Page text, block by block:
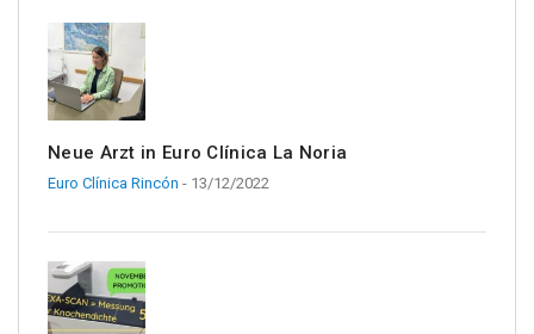
Neue Arzt in Euro Clínica La Noria
Euro Clínica Rincón - 13/12/2022